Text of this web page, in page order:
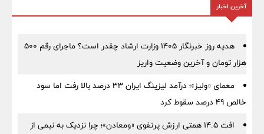
آخرین اخبار
هدیه روز خبرنگار ۱۴۰۵ وزارت ارشاد چقدر است؟ ماجرای رقم ۵۰۰
هزار تومان و آخرین وضعیت واریز
معمای «ولیز»؛ درآمد لیزینگ ایران ۳۳ درصد بالا رفت اما سود
خالص ۴۹ درصد سقوط کرد
افت ۱۴.۵ همتی ارزش پرتفوی «ومعادن»؛ چرا نزدیک به نیمی از